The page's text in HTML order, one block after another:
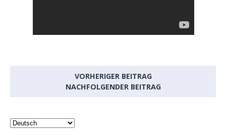
VORHERIGER BEITRAG
NACHFOLGENDER BEITRAG